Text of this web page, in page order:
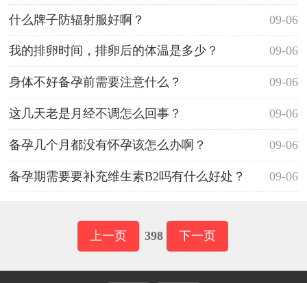
09-06
什么牌子防辐射服好啊？
09-06
我的排卵时间，排卵后的体温是多少？
09-06
身体不好备孕前需要注意什么？
09-06
这几天老是月经不调怎么回事？
09-06
备孕几个月都没有怀孕该怎么办啊？
09-06
备孕期需要要补充维生素B2吗有什么好处？
上一页 398 下一页